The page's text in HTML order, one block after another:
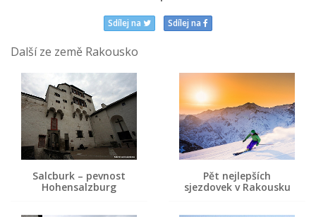
Sdílej na Sdílej na
Další ze země Rakousko
Salcburk – pevnost
Hohensalzburg
Pět nejlepších
sjezdovek v Rakousku